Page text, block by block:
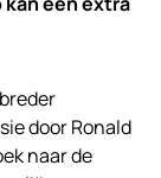
door Ronald
naar de